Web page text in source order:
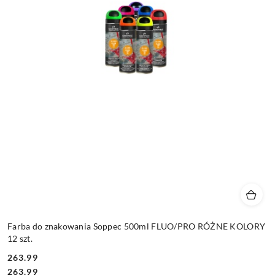
Farba do znakowania Soppec 500ml FLUO/PRO RÓŻNE KOLORY
12 szt.
Cena:
263.99
Cena:
263.99